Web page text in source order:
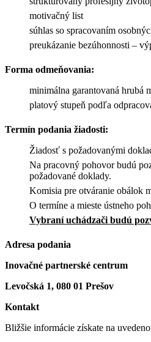
motivačný list
súhlas so spracovaním
preukázanie bezúhonnosti –
Forma odmeňovania:
minimálna garantovaná hrubá
platový stupeň podľa
Termín podania žiadosti:
Žiadosť s požadovanými
Na pracovný pohovor budú
požadované doklady.
Komisia pre otváranie obálok
O termíne a mieste ústneho
Vybraní uchádzači budú
Adresa podania
Inovačné partnerské centrum
Levočská 1, 080 01 Prešov
Kontakt
Bližšie informácie získate na